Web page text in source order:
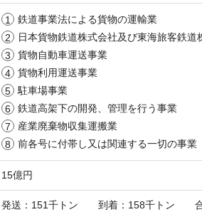
鉄道事業法による貨物の運輸業
日本貨物鉄道株式会社及び東海旅客鉄
貨物自動車運送事業
貨物利用運送事業
駐車場事業
鉄道高架下の開発、管理を行う事業
産業廃棄物収集運搬業
前各号に付帯し又は関連する一切の事業
15億円
発送：151千トン 到着：158千トン 合